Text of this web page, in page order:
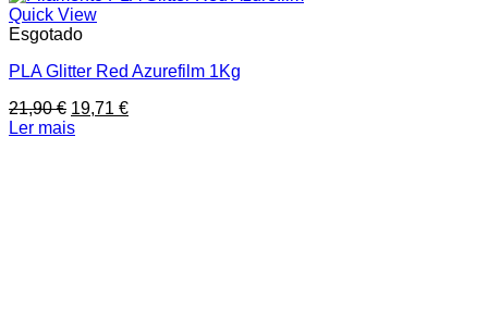
Quick View
Esgotado
PLA Glitter Red Azurefilm 1Kg
21,90€ O
preço
19,71 €O
Ler mais